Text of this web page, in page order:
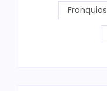
Franquias